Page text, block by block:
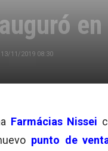
13/11/2019 08:30
Farmácias Nissei
punto de